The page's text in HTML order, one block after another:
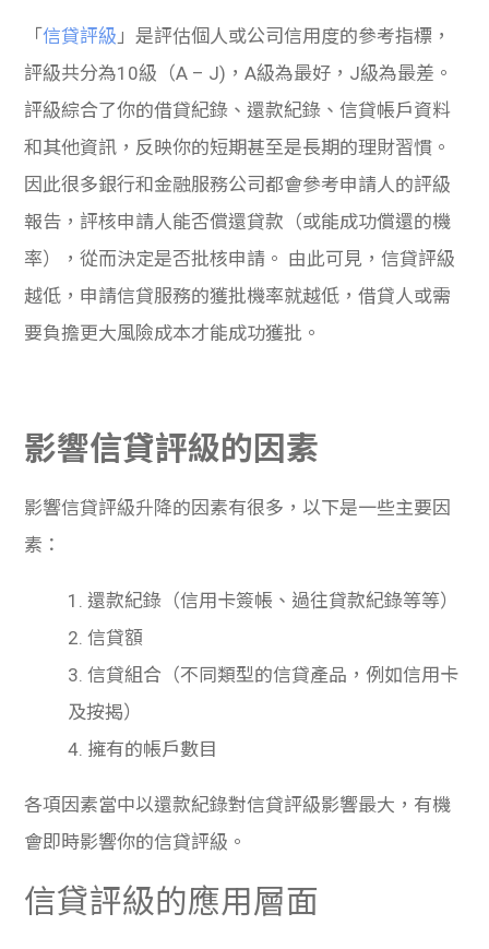
「信貸評級 」是評估個人或公司信用度的參考指標，
評級共分為10級（A – J)，A級為最好，J級為最差。
評級綜合了你的借貸紀錄、還款紀錄、信貸帳戶資料
和其他資訊，反映你的短期甚至是長期的理財習慣。
因此很多銀行和金融服務公司都會參考申請人的評級
報告，評核申請人能否償還貸款（或能成功償還的機
率），從而決定是否批核申請。 由此可見，信貸評級
越低，申請信貸服務的獲批機率就越低，借貸人或需
要負擔更大風險成本才能成功獲批。
影響信貸評級的因素
影響信貸評級升降的因素有很多，以下是一些主要因
素：
1. 還款紀錄（信用卡簽帳、過往貸款紀錄等等）
2. 信貸額
3. 信貸組合（不同類型的信貸產品，例如信用卡
及按揭）
4. 擁有的帳戶數目
各項因素當中以還款紀錄對信貸評級影響最大，有機
會即時影響你的信貸評級。
信貸評級的應用層面